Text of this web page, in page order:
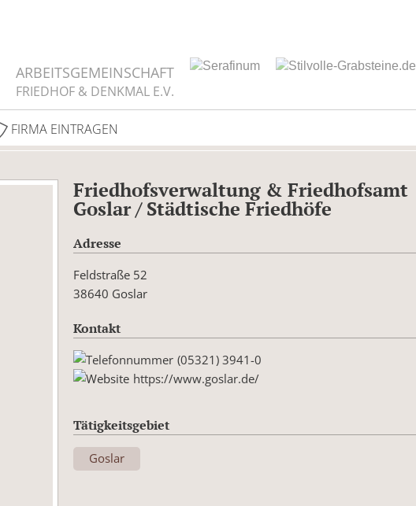
ARBEITSGEMEINSCHAFT
FRIEDHOF & DENKMAL E.V.
FIRMA EINTRAGEN
Friedhofsverwaltung & Friedhofsamt
Goslar / Städtische Friedhöfe
Adresse
Feldstraße 52
38640 Goslar
Kontakt
(05321) 3941-0
https://www.goslar.de/
Tätigkeitsgebiet
Goslar